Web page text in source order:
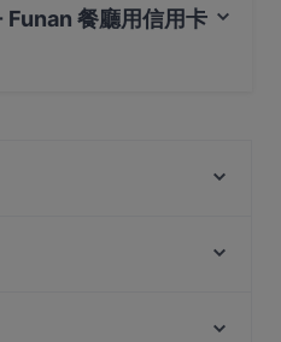
餐廳用信用卡
边边串串火锅